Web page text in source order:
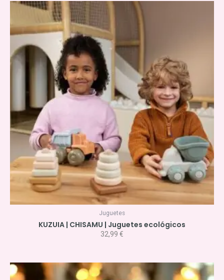
Juguetes
KUZUIA | CHISAMU | Juguetes ecológicos
32,99 €